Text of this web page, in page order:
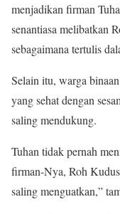
menjadikan firman
senantiasa melibatkan
sebagaimana tertulis
Selain itu, warga
yang sehat dengan
saling mendukung.
Tuhan tidak pernah
firman-Nya, Roh
saling menguatkan,”